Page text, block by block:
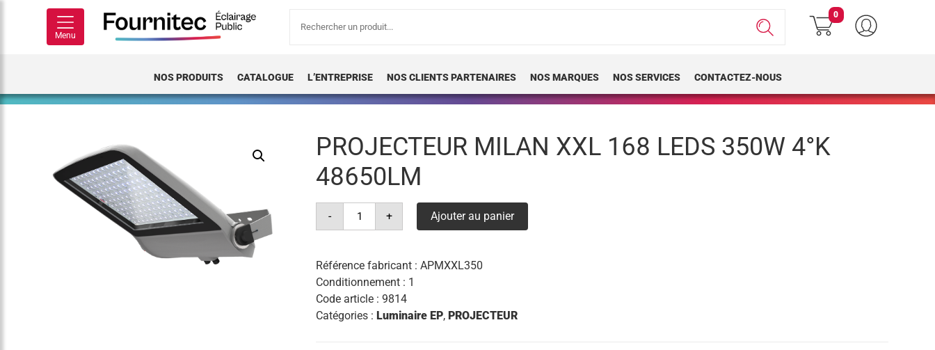
Menu
pour :
0
NOS PRODUITS CATALOGUE L’ENTREPRISE NOS CLIENTS PARTENAIRES NOS MARQUES NOS SERVICES CONTACTEZ-NOUS
PROJECTEUR MILAN XXL 168 LEDS 350W 4°K
48650LM
-
quantité
projecteur
168
leds
350w
4°k
48650lm
+ Ajouter au panier
Référence fabricant :APMXXL350
Conditionnement : 1
Code article :9814
Catégories :Luminaire EP,PROJECTEUR